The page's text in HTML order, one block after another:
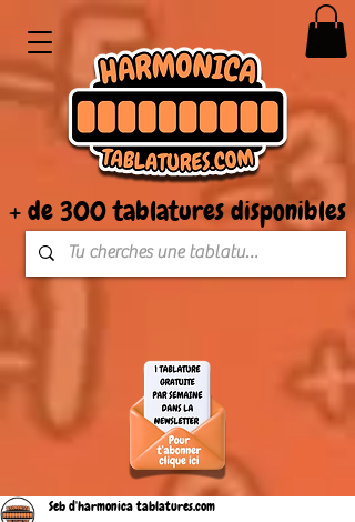
+ de 300 tablatures disponibles
Seb d'harmonica tablatures.com